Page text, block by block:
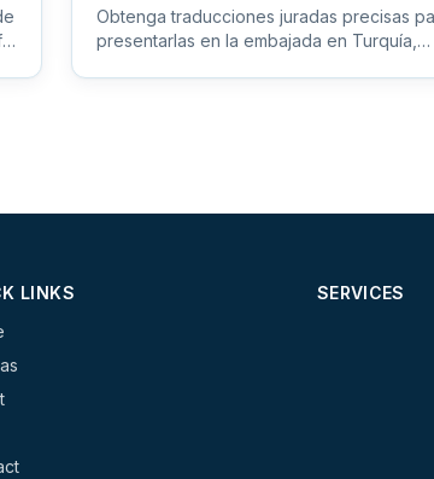
Obtenga traducciones juradas precisas
presentarlas en la embajada en Turquía,
LINKS
SERVICES